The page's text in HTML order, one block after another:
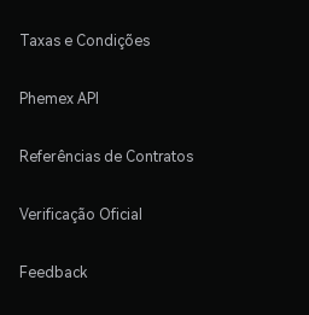
Taxas e Condições
Phemex API
Referências de Contratos
Verificação Oficial
Feedback